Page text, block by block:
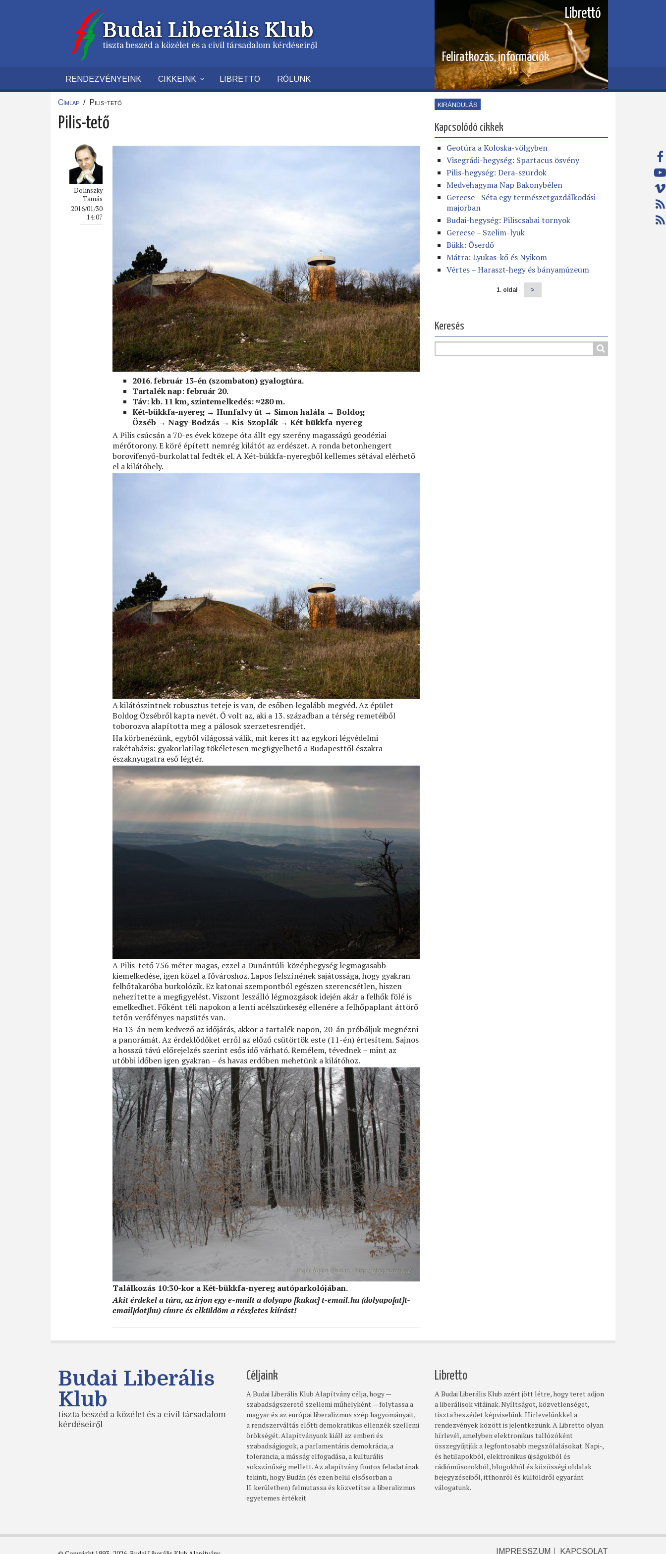
Budai Liberális Klub
tiszta beszéd a közélet és a civil társadalom kérdéseiről
Librettó
Feliratkozás, információk
RENDEZVÉNYEINK CIKKEINK LIBRETTO RÓLUNK
Címlap / Pilis-tető
Pilis-tető
Dolinszky
Tamás
2016/01/30
14:07
2016. február 13-én (szombaton) gyalogtúra.
Tartalék nap: február 20.
Táv: kb. 11 km, szintemelkedés: ≈280 m.
Két-bükkfa-nyereg → Hunfalvy út → Simon halála → Boldog
Özséb → Nagy-Bodzás → Kis-Szoplák → Két-bükkfa-nyereg
A Pilis csúcsán a 70-es évek közepe óta állt egy szerény magasságú geodéziai
mérőtorony. E köré épített nemrég kilátót az erdészet. A ronda betonhengert
borovifenyő-burkolattal fedték el. A Két-bükkfa-nyeregből kellemes sétával elérhető
el a kilátóhely.
A kilátószintnek robusztus teteje is van, de esőben legalább megvéd. Az épület
Boldog Özsébről kapta nevét. Ő volt az, aki a 13. században a térség remetéiből
toborozva alapította meg a pálosok szerzetesrendjét.
Ha körbenézünk, egyből világossá válik, mit keres itt az egykori légvédelmi
rakétabázis: gyakorlatilag tökéletesen megﬁgyelhető a Budapesttől északra-
északnyugatra eső légtér.
A Pilis-tető 756 méter magas, ezzel a Dunántúli-középhegység legmagasabb
kiemelkedése, igen közel a fővároshoz. Lapos felszínének sajátossága, hogy gyakran
felhőtakaróba burkolózik. Ez katonai szempontból egészen szerencsétlen, hiszen
nehezítette a megﬁgyelést. Viszont leszálló légmozgások idején akár a felhők fölé is
emelkedhet. Főként téli napokon a lenti acélszürkeség ellenére a felhőpaplant áttörő
tetőn verőfényes napsütés van.
Ha 13-án nem kedvező az időjárás, akkor a tartalék napon, 20-án próbáljuk megnézni
a panorámát. Az érdeklődőket erről az előző csütörtök este (11-én) értesítem. Sajnos
a hosszú távú előrejelzés szerint esős idő várható. Remélem, tévednek – mint az
utóbbi időben igen gyakran – és havas erdőben mehetünk a kilátóhoz.
Találkozás 10:30-kor a Két-bükkfa-nyereg autóparkolójában.
Akit érdekel a túra, az írjon egy e-mailt adolyapo[kukac]t-email.hu (dolyapo[at]t-
email[dot]hu)címre és elküldöm a részletes kiírást!
KIRÁNDULÁS
Kapcsolódó cikkek
Geotúra a Koloska-völgyben
Visegrádi-hegység: Spartacus ösvény
Pilis-hegység: Dera-szurdok
Medvehagyma Nap Bakonybélen
Gerecse - Séta egy természetgazdálkodási
majorban
Budai-hegység: Piliscsabai tornyok
Gerecse – Szelim-lyuk
Bükk: Őserdő
Mátra: Lyukas-kő és Nyikom
Vértes – Haraszt-hegy és bányamúzeum
1. oldal
Következő
oldal
>
Keresés
Budai Liberális
Klub
tiszta beszéd a közélet és a civil társadalom
kérdéseiről
Céljaink
A Budai Liberális Klub Alapítvány célja, hogy —
szabadságszerető szellemi műhelyként — folytassa a
magyar és az európai liberalizmus szép hagyományait,
a rendszerváltás előtti demokratikus ellenzék szellemi
örökségét. Alapítványunk kiáll az emberi és
szabadságjogok, a parlamentáris demokrácia, a
tolerancia, a másság elfogadása, a kulturális
sokszínűség mellett. Az alapítvány fontos feladatának
tekinti, hogy Budán (és ezen belül elsősorban a
II. kerületben) felmutassa és közvetítse a liberalizmus
egyetemes értékeit.
Libretto
A Budai Liberális Klub azért jött létre, hogy teret adjon
a liberálisok vitáinak. Nyíltságot, közvetlenséget,
tiszta beszédet képviselünk. Hírlevelünkkel a
rendezvények között is jelentkezünk. A Libretto olyan
hírlevél, amelyben elektronikus tallózóként
összegyűjtjük a legfontosabb megszólalásokat. Napi-,
és hetilapokból, elektronikus újságokból és
rádióműsorokból, blogokból és közösségi oldalak
bejegyzéseiből, itthonról és külföldről egyaránt
válogatunk.
IMPRESSZUM KAPCSOLAT